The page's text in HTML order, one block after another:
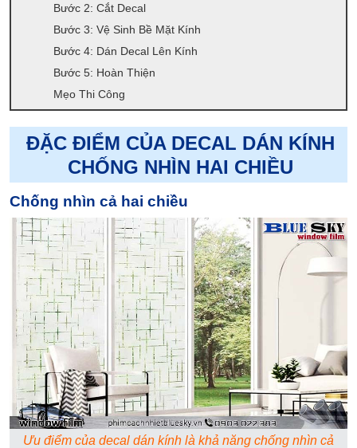
Bước 2: Cắt Decal
Bước 3: Vệ Sinh Bề Mặt Kính
Bước 4: Dán Decal Lên Kính
Bước 5: Hoàn Thiện
Mẹo Thi Công
ĐẶC ĐIỂM CỦA DECAL DÁN KÍNH
CHỐNG NHÌN HAI CHIỀU
Chống nhìn cả hai chiều
Ưu điểm của decal dán kính là khả năng chống nhìn cả